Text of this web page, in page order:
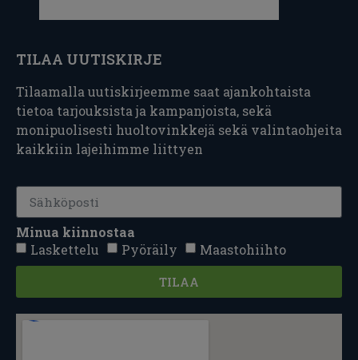
TILAA UUTISKIRJE
Tilaamalla uutiskirjeemme saat ajankohtaista
tietoa tarjouksista ja kampanjoista, sekä
monipuolisesti huoltovinkkejä sekä valintaohjeita
kaikkiin lajeihimme liittyen
Minua kiinnostaa
Laskettelu
Pyöräily Maastohiihto
TILAA